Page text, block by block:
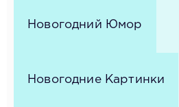
Новогодний Юмор
Новогодние Картинки